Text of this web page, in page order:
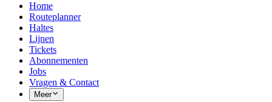
Home
Routeplanner
Haltes
Lijnen
Tickets
Abonnementen
Jobs
Vragen & Contact
Meer